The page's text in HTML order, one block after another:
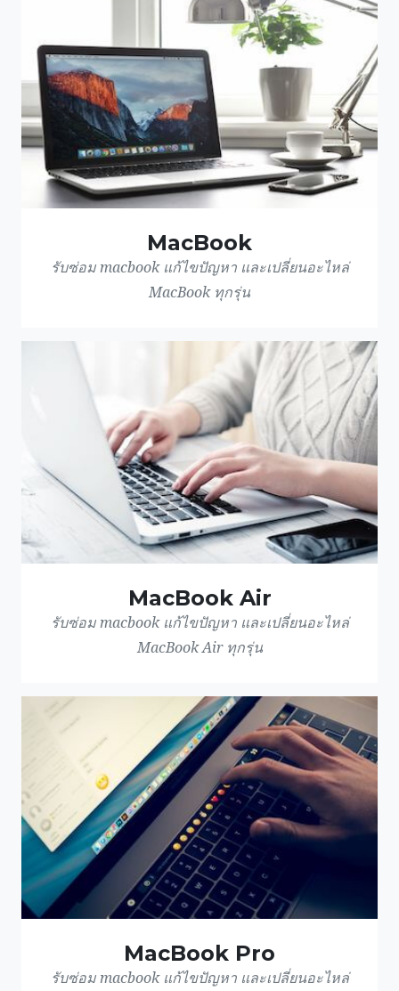
MacBook
รับซ่อม macbook แก้ไขปัญหา และเปลี่ยนอะไหล่
MacBook ทุกรุ่น
MacBook Air
รับซ่อม macbook แก้ไขปัญหา และเปลี่ยนอะไหล่
MacBook Air ทุกรุ่น
MacBook Pro
รับซ่อม macbook แก้ไขปัญหา และเปลี่ยนอะไหล่